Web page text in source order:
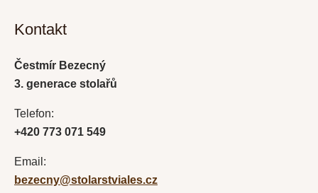
Kontakt
Čestmír Bezecný
3. generace stolařů
Telefon:
+420 773 071 549
Email:
bezecny@stolarstviales.cz